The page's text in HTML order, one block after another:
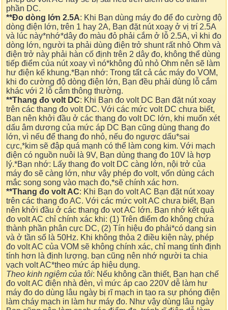
phần DC.
**Đo dòng lớn 2.5A: Khi Bạn dùng máy đo để đo cường độ
dòng điện lớn, trên 1 hay 2A, Bạn đặt nút xoay ở vị trí 2.5A
và lúc này*nhớ*dây đo màu đỏ phải cắm ở lỗ 2.5A, vì khi đo
dòng lớn, người ta phải dùng điện trở shunt rất nhỏ Ohm và
điện trở này phải hàn cố định trên 2 dây đo, không thể dùng
tiếp điểm của nút xoay vì nó*không đủ nhỏ Ohm nên sẽ làm
hư điện kế khung.*Bạn nhớ: Trong tất cả các máy đo VOM,
khi đo cường độ dòng điện lớn, Bạn đều phải dùng lỗ cắm
khác với 2 lỗ cắm thông thường.
**Thang đo volt DC: Khi Bạn đo volt DC Bạn đặt nút xoay
trên các thang đo volt DC. Với các mức volt DC chưa biết,
Bạn nên khởi đầu ở các thang đo volt DC lớn, khi muốn xét
dấu âm dương của mức áp DC Bạn cũng dùng thang đo
lớn, vì nếu để thang đo nhỏ, nếu đo ngược dấu*sai
cực,*kim sẽ đập quá mạnh có thể làm cong kim. Với mạch
điện có nguồn nuôi là 9V, Bạn dùng thang đo 10V là hợp
lý.*Bạn nhớ: Lấy thang đo volt DC càng lớn, nội trở của
máy đo sẽ càng lớn, như vậy phép đo volt, vốn dùng cách
mắc song song vào mạch đo,*sẽ chính xác hơn.
**Thang đo volt AC: Khi Bạn đo volt AC Bạn đặt nút xoay
trên các thang đo AC. Với các mức volt AC chưa biết, Bạn
nên khởi đầu ở các thang đo vot AC lớn. Bạn nhớ kết quả
đo volt AC chỉ chính xác khi: (1) Trên điểm đo không chứa
thành phần phân cực DC, (2) Tín hiệu đo phải*có dạng sin
và ở tần số là 50Hz. Khi không thỏa 2 điều kiện này, phép
đo volt AC của VOM sẽ không chính xác, chỉ mang tính định
tính hơn là định lượng. bạn cũng nên nhớ người ta chia
vạch volt AC*theo mức áp hiệu dụng.
Theo kinh ngiệm của tôi: Nếu không cần thiết, Bạn hạn chế
đo volt AC điện nhà đèn, vì mức áp cao 220V dễ làm hư
máy đo do dùng lâu ngày bị rĩ mạch in tạo ra sự phóng điện
làm cháy mạch in làm hư máy đo. Như vậy dùng lâu ngày